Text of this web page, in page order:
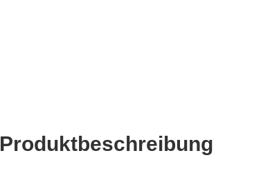
Produktbeschreibung